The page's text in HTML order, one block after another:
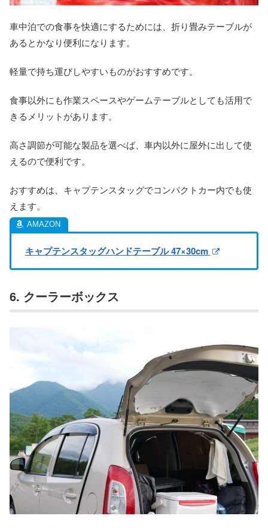
車中泊での食事を快適にするためには、折り畳みテーブルが
あるとかなり便利になります。
軽量で持ち運びしやすいものがおすすめです。
食事以外にも作業スペースやゲームテーブルとしても活用で
きるメリットがあります。
高さ調節が可能な製品を選べば、車内以外に屋外に出して使
えるので便利です。
おすすめは、キャプテンスタッグでコンパクトカー内でも使
えます。
キャプテンスタッグハンドテーブル 47×30cm
6. クーラーボックス